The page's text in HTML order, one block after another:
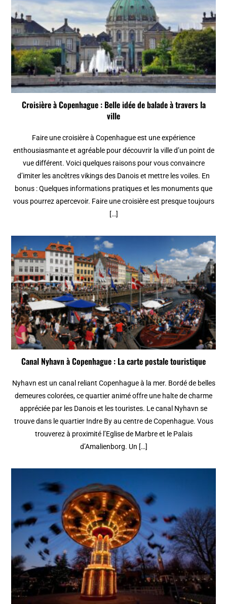
Croisière à Copenhague : Belle idée de balade à travers la
ville
Faire une croisière à Copenhague est une expérience
enthousiasmante et agréable pour découvrir la ville d’un point de
vue différent. Voici quelques raisons pour vous convaincre
d’imiter les ancêtres vikings des Danois et mettre les voiles. En
bonus : Quelques informations pratiques et les monuments que
vous pourrez apercevoir. Faire une croisière est presque toujours
[…]
Canal Nyhavn à Copenhague : La carte postale touristique
Nyhavn est un canal reliant Copenhague à la mer. Bordé de belles
demeures colorées, ce quartier animé offre une halte de charme
appréciée par les Danois et les touristes. Le canal Nyhavn se
trouve dans le quartier Indre By au centre de Copenhague. Vous
trouverez à proximité l’Eglise de Marbre et le Palais
d’Amalienborg. Un […]